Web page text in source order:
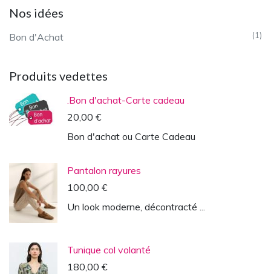
Nos idées
Bon d'Achat (1)
Produits vedettes
.Bon d'achat-Carte cadeau
20,00 €
Bon d'achat ou Carte Cadeau
Pantalon rayures
100,00 €
Un look moderne, décontracté ...
Tunique col volanté
180,00 €